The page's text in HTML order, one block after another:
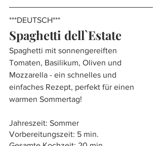
***DEUTSCH***
Spaghetti dell`Estate
Spaghetti mit sonnengereiften
Tomaten, Basilikum, Oliven und
Mozzarella - ein schnelles und
einfaches Rezept, perfekt für einen
warmen Sommertag!
Jahreszeit: Sommer
Vorbereitungszeit: 5 min.